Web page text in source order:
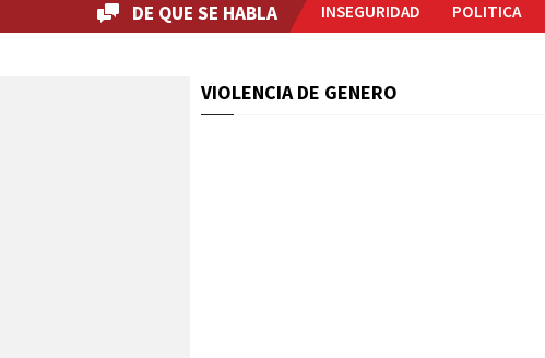
DE QUE SE HABLA INSEGURIDAD POLITICA
VIOLENCIA DE GENERO